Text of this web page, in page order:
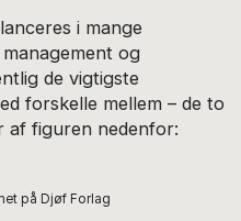
i mange
og
de vigtigste
forskelle mellem – de to
af figuren nedenfor:
på Djøf Forlag